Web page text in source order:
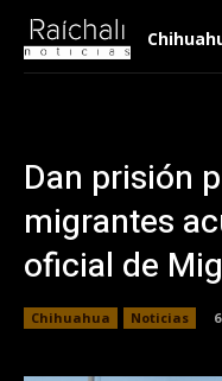
Dan prisión
migrantes
oficial de
Chihuahua Noticias